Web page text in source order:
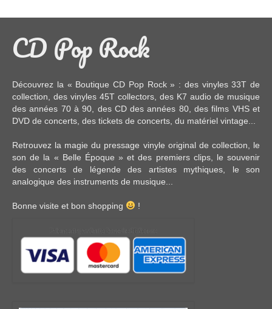
CD Pop Rock
Découvrez la « Boutique CD Pop Rock » : des vinyles 33T de
collection, des vinyles 45T collectors, des K7 audio de musique
des années 70 à 90, des CDdes années 80, desfilms VHS et
DVD de concerts, des tickets de concerts , du matériel vintage
Retrouvez la magie du pressage vinyle original de collection, le
son de la « Belle Époque » et des premiers clips, le souvenir
des concerts de légende des artistes mythiques, le son
analogique des instruments de musique...
Bonne visite et bon shopping !